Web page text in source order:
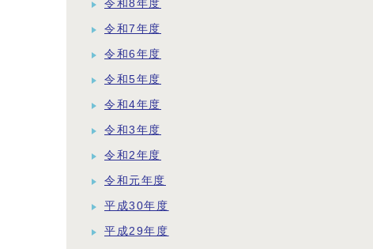
令和8年度
令和7年度
令和6年度
令和5年度
令和4年度
令和3年度
令和2年度
令和元年度
平成30年度
平成29年度